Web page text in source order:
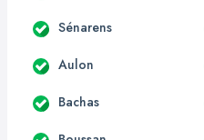
Sénarens
Aulon
Bachas